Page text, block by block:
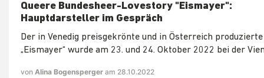
Queere Bundesheer-Lovestory "Eismayer":
Hauptdarsteller im Gespräch
Der in Venedig preisgekrönte und in Österreich
„Eismayer“ wurde am 23. und 24. Oktober 2022 bei der
von Alina Bogensperger am 28.10.2022